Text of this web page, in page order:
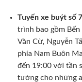
Tuyến xe buýt số
trình bao gồm
Văn Cừ, Nguyễn
phía Nam Buôn
đến 19:00 với tần
tưởng cho những